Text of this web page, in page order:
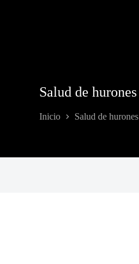
Salud de hurones
Inicio Salud de hurones